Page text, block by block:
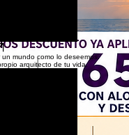
mundo como lo deseemos.
arquitecto de tu vida.